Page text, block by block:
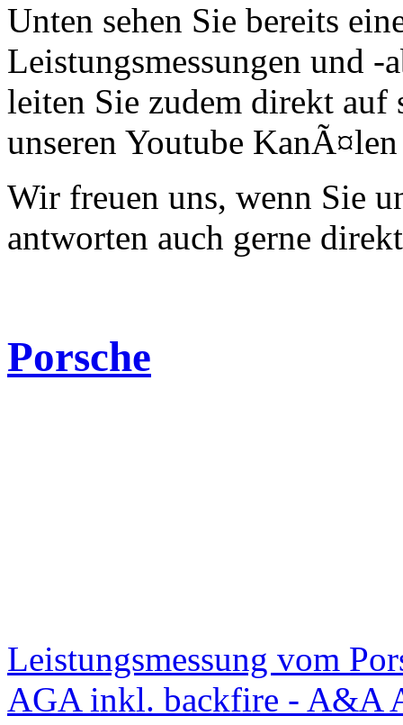
Unten sehen Sie bereits
Leistungsmessungen und -
leiten Sie zudem direkt auf
unseren Youtube
Wir freuen uns, wenn Sie
antworten auch gerne
Porsche
Leistungsmessung vom
AGA inkl. backfire - A&A